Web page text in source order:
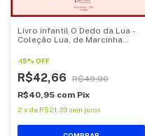
Livro infantil O Dedo da Lua -
Coleção Lua, de Marcinha
-15% OFF
R$42,66
R$49,90
R$40,95 com Pix
2 x de R$21,33 sem juros